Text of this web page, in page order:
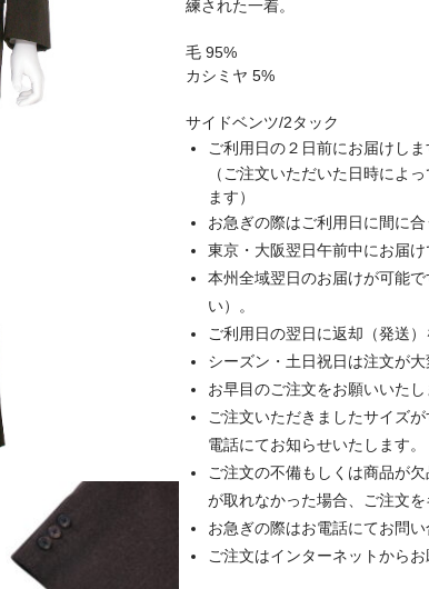
練された一着。
毛 95%
カシミヤ 5%
サイドベンツ/2タック
ご利用日の２日前にお届けしま
（ご注文いただいた日時によ
ます）
お急ぎの際はご利用日に間に合
東京・大阪翌日午前中にお届け
本州全域翌日のお届けが可能
い）。
ご利用日の翌日に返却（発送）
シーズン・土日祝日は注文が大
お早目のご注文をお願いいたし
ご注文いただきましたサイズ
電話にてお知らせいたします。
ご注文の不備もしくは商品が
が取れなかった場合、ご注文
お急ぎの際はお電話にてお問い
ご注文はインターネットからお